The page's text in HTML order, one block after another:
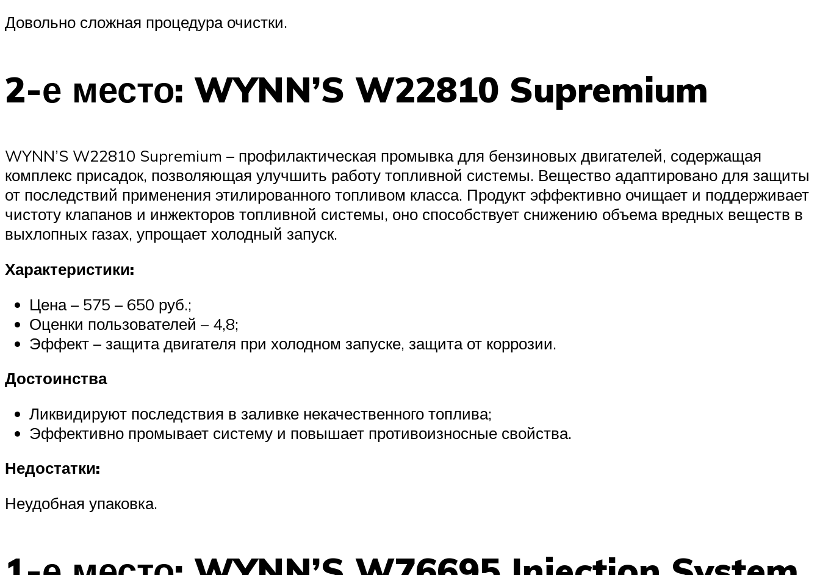
Довольно сложная процедура очистки.
2-е место: WYNN’S W22810 Supremium
WYNN’S W22810 Supremium – профилактическая промывка для бензиновых двигателей, содержащая
комплекс присадок, позволяющая улучшить работу топливной системы. Вещество адаптировано для защиты
от последствий применения этилированного топливом класса. Продукт эффективно очищает и поддерживает
чистоту клапанов и инжекторов топливной системы, оно способствует снижению объема вредных веществ в
выхлопных газах, упрощает холодный запуск.
Характеристики:
Цена – 575 – 650 руб.;
Оценки пользователей – 4,8;
Эффект – защита двигателя при холодном запуске, защита от коррозии.
Достоинства
Ликвидируют последствия в заливке некачественного топлива;
Эффективно промывает систему и повышает противоизносные свойства.
Недостатки:
Неудобная упаковка.